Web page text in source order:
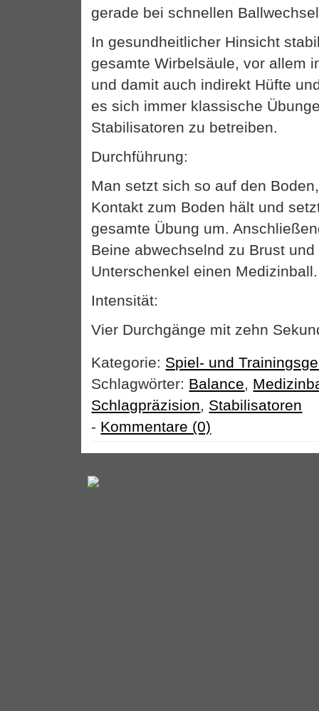
gerade bei schnellen
In gesundheitlicher Hinsicht
gesamte Wirbelsäule, vor allem
und damit auch indirekt Hüfte
es sich immer klassische
Stabilisatoren zu betreiben.
Durchführung:
Man setzt sich so auf den
Kontakt zum Boden hält und
gesamte Übung um.
Beine abwechselnd zu Brust
Unterschenkel einen Medizinball.
Intensität:
Vier Durchgänge mit zehn
Kategorie: Spiel- und
Schlagwörter: Balance
Schlagpräzision
Stabilisatoren
- Kommentare (0)